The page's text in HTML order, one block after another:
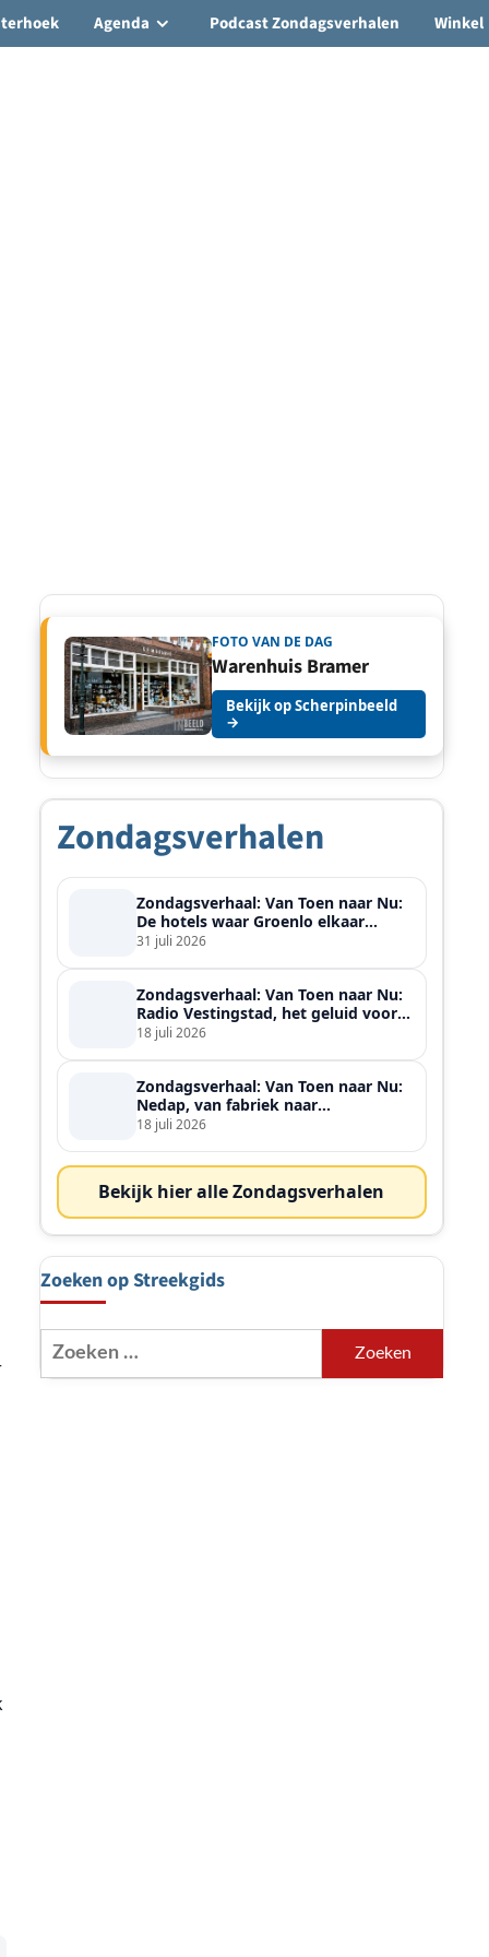
Agenda Podcast Zondagsverhalen Winkel
FOTO VAN DE DAG
Warenhuis Bramer
Bekijk op Scherpinbeeld
→
Zondagsverhalen
Zondagsverhaal: Van Toen naar Nu:
De hotels waar Groenlo elkaar
ontmoette
31 juli 2026
Zondagsverhaal: Van Toen naar Nu:
Radio Vestingstad, het geluid voor
heel de streek
18 juli 2026
Zondagsverhaal: Van Toen naar Nu:
Nedap, van fabriek naar
wereldspeler
18 juli 2026
Bekijk hier alle Zondagsverhalen
Zoeken op Streekgids
Zoeken
naar: